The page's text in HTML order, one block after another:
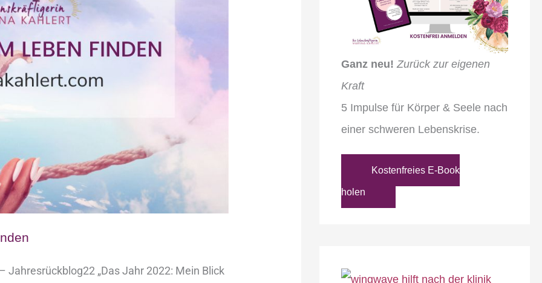
Jahresrückblog22 „Das Jahr 2022: Mein Blick
Ganz neu! Zurück zur eigenen
Kraft
5 Impulse für Körper & Seele nach
einer schweren Lebenskrise.
Kostenfreies E-Book
holen